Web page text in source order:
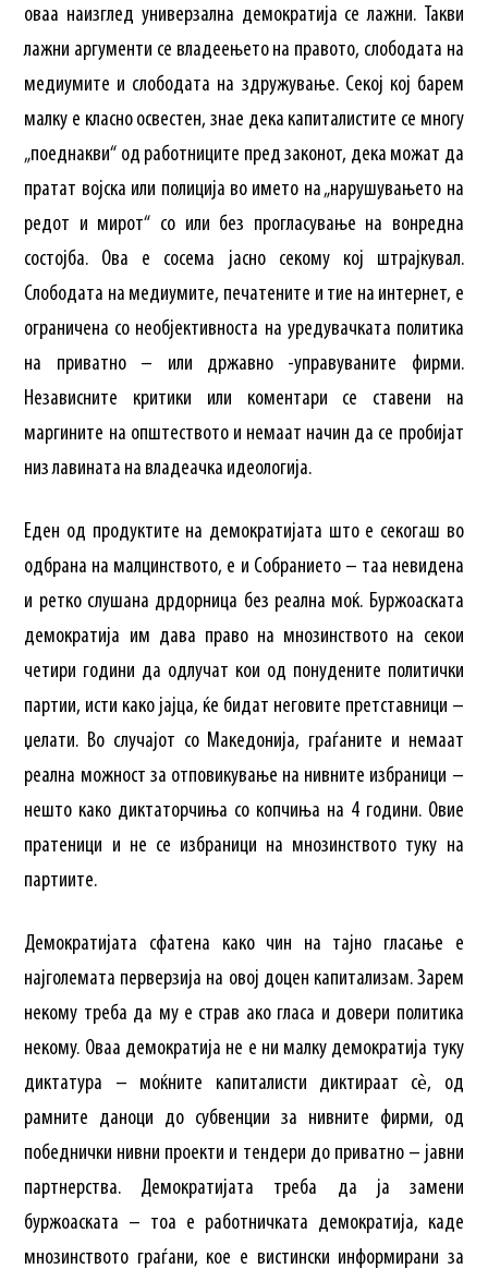
оваа наизглед универзална демократија се лажни. Такви
лажни аргументи се владеењето на правото, слободата на
медиумите и слободата на здружување. Секој кој барем
малку е класно освестен, знае дека капиталистите се многу
„поеднакви“ од работниците пред законот, дека можат да
пратат војска или полиција во името на „нарушувањето на
редот и мирот“ со или без прогласување на вонредна
состојба. Ова е сосема јасно секому кој штрајкувал.
Слободата на медиумите, печатените и тие на интернет, е
ограничена со необјективноста на уредувачката политика
на приватно – или државно -управуваните фирми.
Независните критики или коментари се ставени на
маргините на општеството и немаат начин да се пробијат
низ лавината на владеачка идеологија.
Еден од продуктите на демократијата што е секогаш во
одбрана на малцинството, е и Собранието – таа невидена
и ретко слушана дрдорница без реална моќ. Буржоаската
демократија им дава право на мнозинството на секои
четири години да одлучат кои од понудените политички
партии, исти како јајца, ќе бидат неговите претставници –
џелати. Во случајот со Македонија, граѓаните и немаат
реална можност за отповикување на нивните избраници –
нешто како диктаторчиња со копчиња на 4 години. Овие
пратеници и не се избраници на мнозинството туку на
партиите.
Демократијата сфатена како чин на тајно гласање е
најголемата перверзија на овој доцен капитализам. Зарем
некому треба да му е страв ако гласа и довери политика
некому. Оваа демократија не е ни малку демократија туку
диктатура – моќните капиталисти диктираат сѐ, од
рамните даноци до субвенции за нивните фирми, од
победнички нивни проекти и тендери до приватно – јавни
партнерства. Демократијата треба да ја замени
буржоаската – тоа е работничката демократија, каде
мнозинството граѓани, кое е вистински информирани за